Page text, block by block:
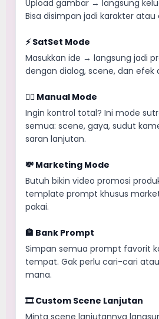
Upload gambar → langsung
Bisa disimpan jadi karakter atau
⚡ SatSet Mode
Masukkan ide → langsung jadi
dengan dialog, scene, dan efek
✍🏻 Manual Mode
Ingin kontrol total? Ini mode
semua: scene, gaya, sudut
saran lanjutan.
💸 Marketing Mode
Butuh bikin video promosi
template prompt khusus
pakai.
🏦 Bank Prompt
Simpan semua prompt favorit
tempat. Gak perlu cari-cari
mana.
🎞️ Custom Scene Lanjutan